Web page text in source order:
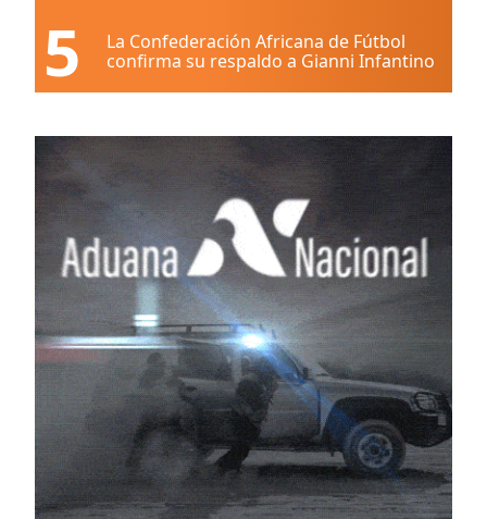
5
La Confederación Africana de Fútbol
confirma su respaldo a Gianni Infantino